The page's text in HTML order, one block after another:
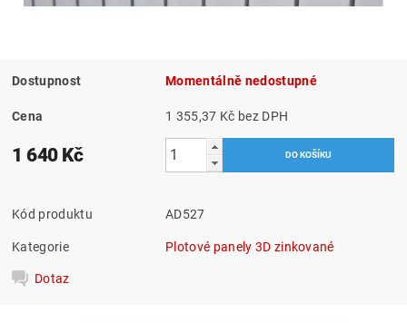
Dostupnost Momentálně nedostupné
Cena 1 355,37 Kč bez DPH
1 640 Kč
Kód produktu AD527
Kategorie Plotové panely 3D zinkované
Dotaz